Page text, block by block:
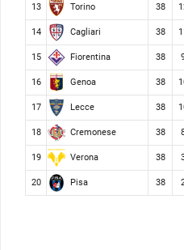
13 Torino 38
14 Cagliari 38
15 Fiorentina 38
16 Genoa 38
17 Lecce 38
18 Cremonese 38
19 Verona 38
20 Pisa 38